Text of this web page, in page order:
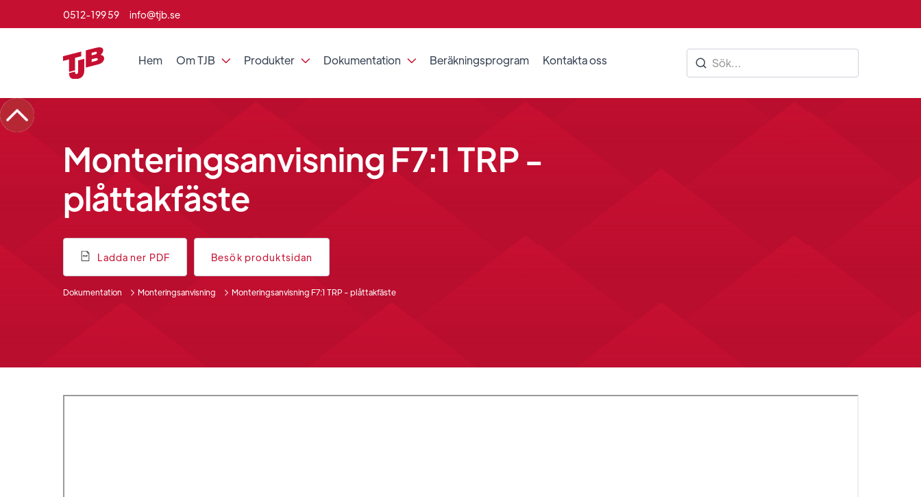
0512-199 59 info@tjb.se
Hem Om TJB  Produkter  Dokumentation  Beräkningsprogram Kontakta oss
Monteringsanvisning F7:1 TRP -
plåttakfäste
Ladda ner PDF Besök produktsidan
Dokumentation Monteringsanvisning Monteringsanvisning F7:1 TRP - plåttakfäste